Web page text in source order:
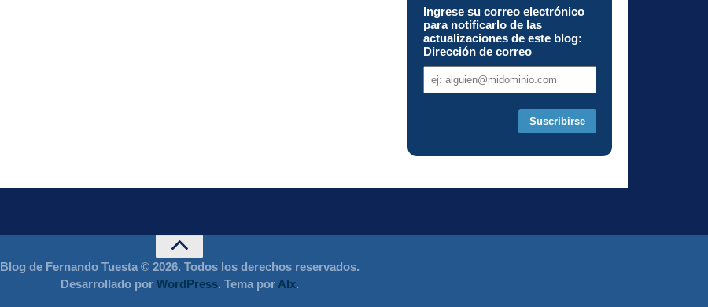
Ingrese su correo electrónico
para notificarlo de las
actualizaciones de este blog:
Dirección de correo
de
Blog de Fernando Tuesta © 2026. Todos los derechos reservados.
Desarrollado por WordPress. Tema por Alx.